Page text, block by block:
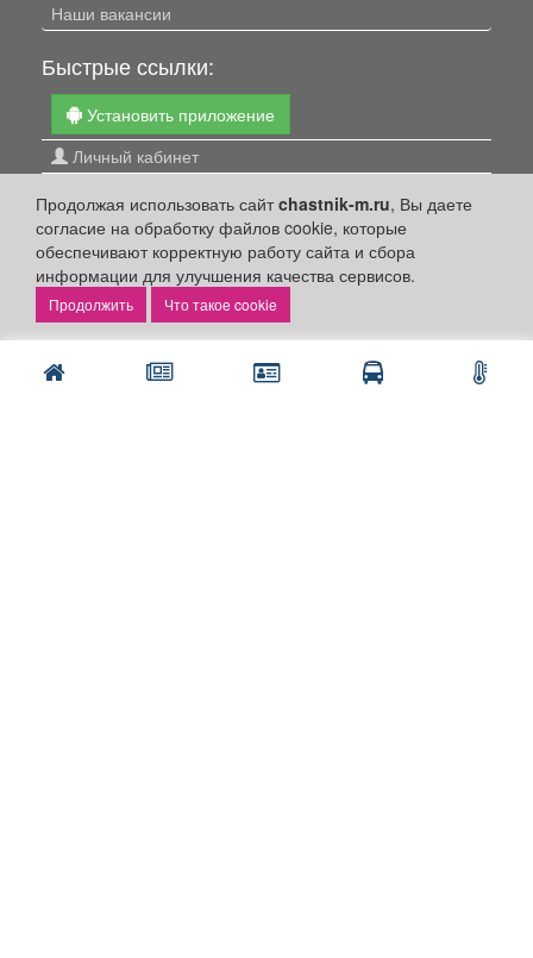
Продолжая использовать сайтchastnik-m.ru, Вы даете
согласие на обработку файлов cookie, которые
обеспечивают корректную работу сайта и сбора
информации для улучшения качества сервисов.
Что такое cookie
Наши вакансии
Быстрые ссылки:
Установить приложение
Личный кабинет
Подать объявление в газету
Поздравить
Скачать газету "Частник-М"
Рекламодателям:
Бизнес-кабинет